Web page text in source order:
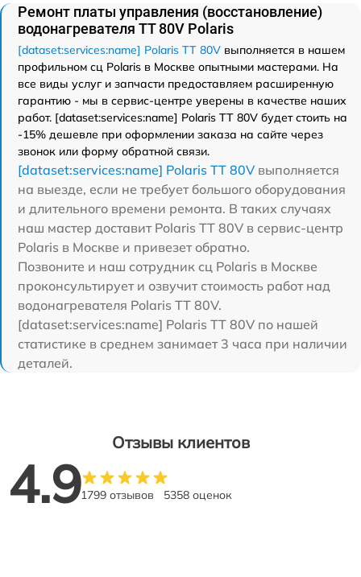
Ремонт платы управления (восстановление)
водонагревателя TT 80V Polaris
[dataset:services:name] Polaris TT 80V выполняется в нашем
профильном сц Polaris в Москве опытными мастерами. На
все виды услуг и запчасти предоставляем расширенную
гарантию - мы в сервис-центре уверены в качестве наших
работ. [dataset:services:name] Polaris TT 80V будет стоить на
-15% дешевле при оформлении заказа на сайте через
звонок или форму обратной связи.
[dataset:services:name] Polaris TT 80V выполняется
на выезде, если не требует большого оборудования
и длительного времени ремонта. В таких случаях
наш мастер доставит Polaris TT 80V в сервис-центр
Polaris в Москве и привезет обратно.
Позвоните и наш сотрудник сц Polaris в Москве
проконсультирует и озвучит стоимость работ над
водонагревателя Polaris TT 80V.
[dataset:services:name] Polaris TT 80V по нашей
статистике в среднем занимает 3 часа при наличии
деталей.
Отзывы клиентов
4.91799 отзывов 5358 оценок